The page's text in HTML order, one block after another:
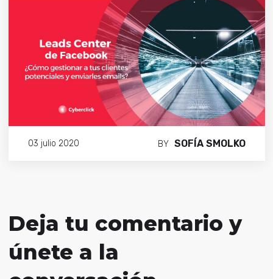
03 julio 2020 BY SOFÍA SMOLKO
Deja tu comentario y
únete a la